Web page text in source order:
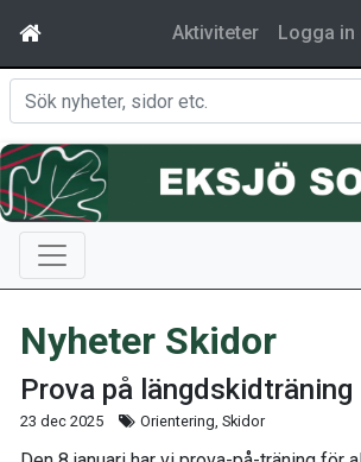
Aktiviteter Logga in
Nyheter Skidor
Prova på längdskidträning
23 dec 2025 Orientering, Skidor